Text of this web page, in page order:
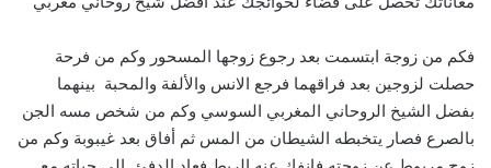
فكم من زوجة ابتسمت بعد رجوع زوجها المسحور وكم من فرحة
حصلت لزوجين بعد فراقهما فرجع الانس والألفة والمحبة بينهما
بفضل الشيخ الروحاني المغربي السوسي وكم من شخص مسه الجن
بالصرع فصار يتخبطه الشيطان من المس ثم أفاق بعد غيبوبة وكم من